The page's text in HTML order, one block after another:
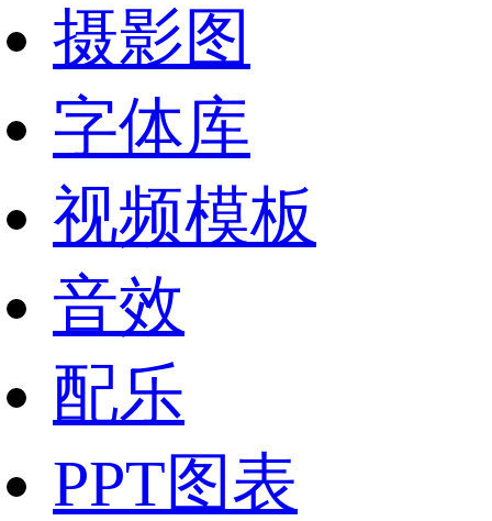
摄影图
字体库
视频模板
音效
配乐
PPT图表